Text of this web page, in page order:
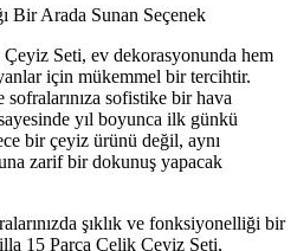
Bir Arada Sunan Seçenek
Seti, ev dekorasyonunda hem
için mükemmel bir tercihtir.
sofistike bir hava
yıl boyunca ilk günkü
bir çeyiz ürünü değil, aynı
zarif bir dokunuş yapacak
şıklık ve fonksiyonelliği bir
15 Parça Çelik Çeyiz Seti,